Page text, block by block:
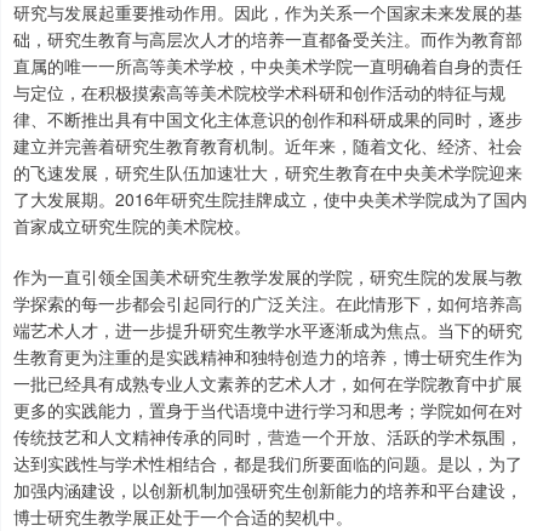
研究与发展起重要推动作用。因此，作为关系一个国家未来发展的基
础，研究生教育与高层次人才的培养一直都备受关注。而作为教育部
直属的唯一一所高等美术学校，中央美术学院一直明确着自身的责任
与定位，在积极摸索高等美术院校学术科研和创作活动的特征与规
律、不断推出具有中国文化主体意识的创作和科研成果的同时，逐步
建立并完善着研究生教育教育机制。近年来，随着文化、经济、社会
的飞速发展，研究生队伍加速壮大，研究生教育在中央美术学院迎来
了大发展期。2016年研究生院挂牌成立，使中央美术学院成为了国内
首家成立研究生院的美术院校。
作为一直引领全国美术研究生教学发展的学院，研究生院的发展与教
学探索的每一步都会引起同行的广泛关注。在此情形下，如何培养高
端艺术人才，进一步提升研究生教学水平逐渐成为焦点。当下的研究
生教育更为注重的是实践精神和独特创造力的培养，博士研究生作为
一批已经具有成熟专业人文素养的艺术人才，如何在学院教育中扩展
更多的实践能力，置身于当代语境中进行学习和思考；学院如何在对
传统技艺和人文精神传承的同时，营造一个开放、活跃的学术氛围，
达到实践性与学术性相结合，都是我们所要面临的问题。是以，为了
加强内涵建设，以创新机制加强研究生创新能力的培养和平台建设，
博士研究生教学展正处于一个合适的契机中。